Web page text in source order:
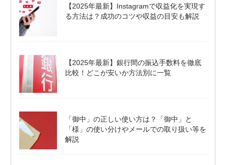
【2025年最新】Instagramで収益化を実現す
る方法は？成功のコツや収益の目安も解説
【2025年最新】銀行間の振込手数料を徹底
比較！どこが安いか方法別に一覧
「御中」の正しい使い方は？「御中」と
「様」の使い分けやメールでの取り扱い等を
解説